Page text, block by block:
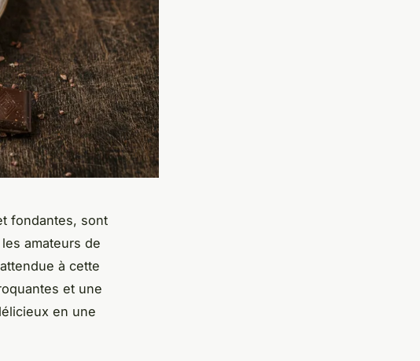
fondantes, sont
amateurs de
à cette
et une
en une